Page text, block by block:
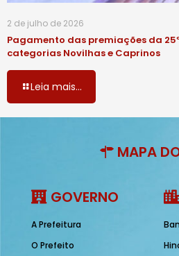
2 de julho de 2026
Pagamento das premiações da
categorias Novilhas e Caprinos
Leia mais...
MAPA
GOVERNO
A Prefeitura
O Prefeito